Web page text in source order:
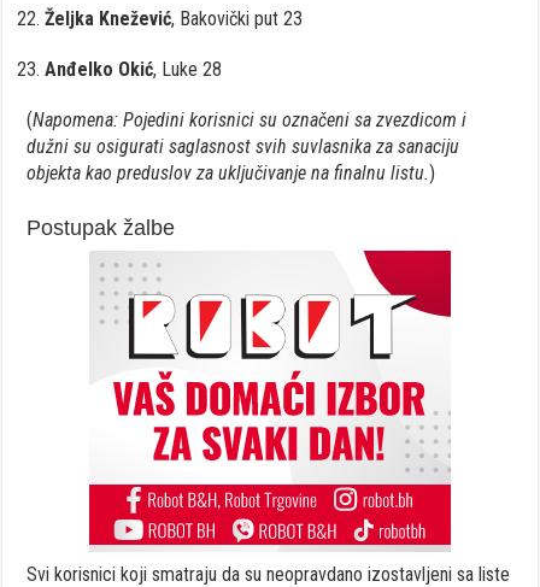
Željka Knežević, Bakovički put 23
Anđelko Okić, Luke 28
(Napomena: Pojedini korisnici su označeni sa zvezdicom i
dužni su osigurati saglasnost svih suvlasnika za sanaciju
objekta kao preduslov za uključivanje na finalnu listu.)
Postupak žalbe
Svi korisnici koji smatraju da su neopravdano izostavljeni sa liste